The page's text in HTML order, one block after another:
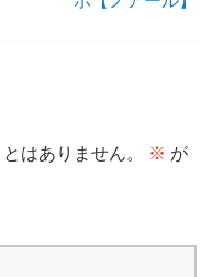
はありません。 ※ が